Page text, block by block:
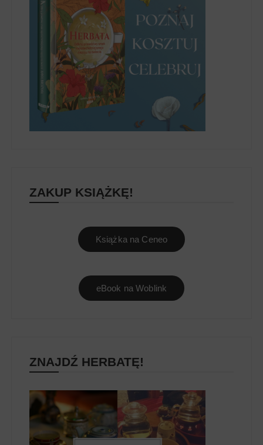
ZAKUP KSIĄŻKĘ!
Książka na Ceneo
eBook na Woblink
ZNAJDŹ HERBATĘ!